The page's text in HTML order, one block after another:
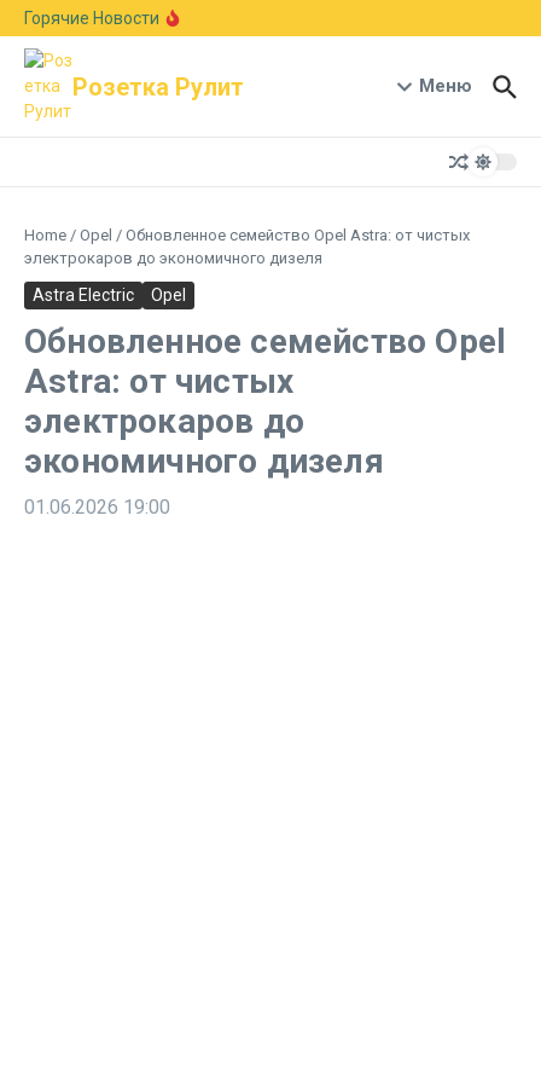
Перейти к содержанию
Горячие Новости
кроссовер X5 с мотором B58 и запасом хода
1000 км
Розетка Рулит Меню
Home / Opel / Обновленное семейство Opel Astra: от чистых
электрокаров до экономичного дизеля
Astra Electric Opel
Обновленное семейство Opel
Astra: от чистых
электрокаров до
экономичного дизеля
01.06.2026 19:00